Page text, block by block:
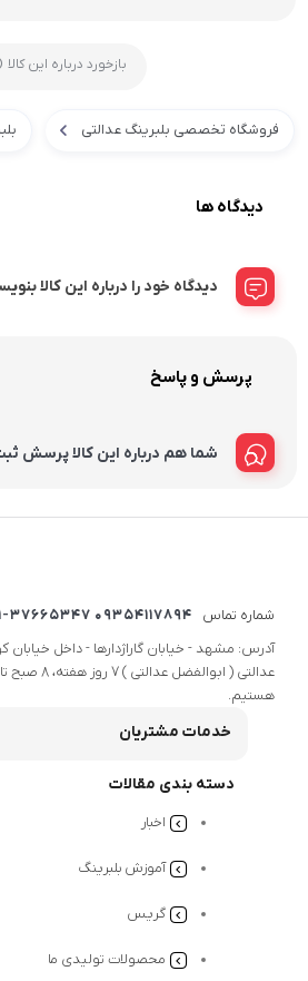
بازخورد درباره این کالا
فروشگاه تخصصی بلبرینگ عدالتی
دیدگاه ها
دیدگاه خود را درباره این کالا
پرسش و پاسخ
شما هم درباره این کالا پرسش
شماره تماس
09354117894 051-37665347
هستیم.
خدمات مشتریان
دسته بندی مقالات
اخبار
آموزش بلبرینگ
گریس
محصولات تولیدی ما